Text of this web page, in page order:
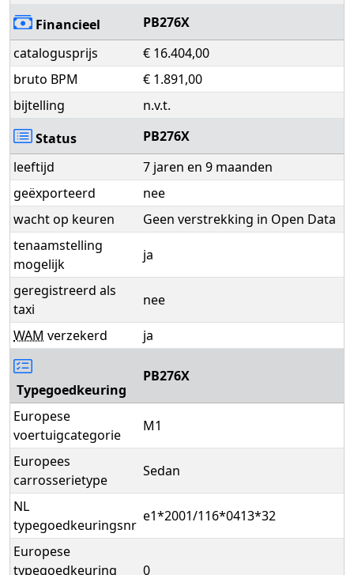
Financieel
PB276X
catalogusprijs
€ 16.404,00
bruto BPM
€ 1.891,00
bijtelling
n.v.t.
Status
PB276X
leeftijd
7 jaren en 9 maanden
geëxporteerd
nee
wacht op keuren
Geen verstrekking in Open Data
tenaamstelling
mogelijk
ja
geregistreerd als
taxi
nee
WAM verzekerd ja
Typegoedkeuring
PB276X
Europese
voertuigcategorie
M1
Europees
carrosserietype
Sedan
NL
typegoedkeuringsnr
e1*2001/116*0413*32
Europese
typegoedkeuring
0